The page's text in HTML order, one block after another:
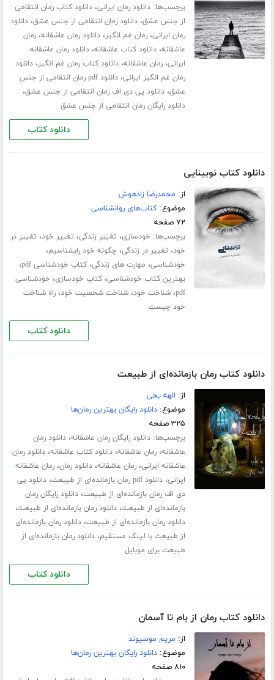
برچسب‌ها:دانلود رمان ایرانی،دانلود کتاب رمان انتقامی
از جنس عشق،دانلود رمان انتقامی از جنس عشق،دانلود
رمان ایرانی،رمان غم انگیز،دانلود رمان عاشقانه،رمان
عاشقانه،دانلود کتاب عاشقانه،دانلود رمان عاشقانه
ایرانی،رمان عاشقانه،دانلود کتاب رمان غم انگیز،دانلود
رمان غم انگیز ایرانی،
دانلود pdf رمان انتقامی از جنس
عشق،دانلود پی دی اف رمان انتقامی از جنس عشق،
دانلود رایگان رمان انتقامی از جنس عشق
دانلود کتاب
دانلود کتاب نوبینایی
از: محمدرضا زادهوش
موضوع:کتاب‌های روانشناسی
۷۲ صفحه
برچسب‌ها: خودسازی، تغییر زندگی، تغییر خود، تغییر در
خود، تغییر در زندگی، چگونه خود رابشناسیم،
خودشناسی، مهارت های زندگی،کتاب خودشناسی pdf ،
بهترین کتاب خودشناسی،کتاب خودسازی، خودشناسی
pdf،شناخت خود،شناخت شخصیت خود،راه شناخت
خود چیست
دانلود کتاب
دانلود کتاب رمان بازمانده‌ای از طبیعت
از: الهه یخی
موضوع:دانلود رایگان بهترین رمان‌ها
۳۲۵ صفحه
برچسب‌ها:دانلود رایگان رمان عاشقانه،دانلود رمان
عاشقانه،رمان عاشقانه،دانلود کتاب عاشقانه،دانلود رمان
عاشقانه ایرانی،رمان عاشقانه،دانلود رمان،رمان عاشقانه
ایرانی،دانلود pdf رمان بازمانده‌ای از طبیعت ،دانلود پی
دی اف رمان بازمانده‌ای از طبیعت،دانلود رایگان رمان
بازمانده‌ای از طبیعت،دانلود رمان بازمانده‌ای از طبیعت،
دانلود رمان بازمانده‌ای از طبیعت،دانلود رمان بازمانده‌ای
از طبیعت با لینک مستقیم،دانلود رمان بازمانده‌ای از
طبیعت برای موبایل
دانلود کتاب
دانلود کتاب رمان از بام تا آسمان
از: مریم موسیوند
موضوع:دانلود رایگان بهترین رمان‌ها
۸۱۰ صفحه